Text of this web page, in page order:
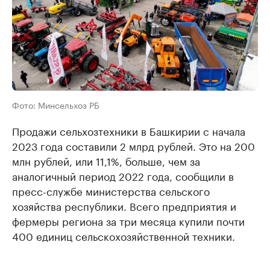
Фото: Минсельхоз РБ
Продажи сельхозтехники в Башкирии с начала
2023 года составили 2 млрд рублей. Это на 200
млн рублей, или 11,1%, больше, чем за
аналогичный период 2022 года, сообщили в
пресс-службе министерства сельского
хозяйства республики. Всего предприятия и
фермеры региона за три месяца купили почти
400 единиц сельскохозяйственной техники.